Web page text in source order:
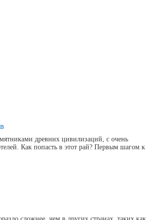
древних цивилизаций, с очень
Как попасть в этот рай? Первым шагом к